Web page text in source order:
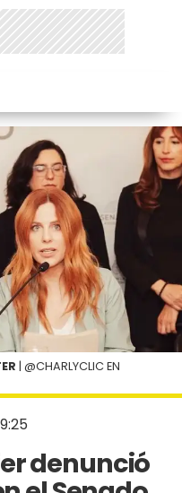
denunció
| @CHARLYCLIC EN